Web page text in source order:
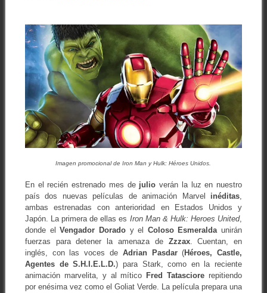
Imagen promocional de Iron Man y Hulk: Héroes Unidos.
En el recién estrenado mes de julio verán la luz en nuestro
país dos nuevas películas de animación Marvel inéditas,
ambas estrenadas con anterioridad en Estados Unidos y
Japón. La primera de ellas es Iron Man & Hulk: Heroes United,
donde elVengador Doradoy el Coloso Esmeraldaunirán
fuerzas para detener la amenaza de Zzzax. Cuentan, en
inglés, con las voces de Adrian Pasdar(Héroes, Castle,
Agentes de S.H.I.E.L.D.) para Stark, como en la reciente
animación marvelita, y al mítico Fred Tatasciore repitiendo
por enésima vez como el Goliat Verde. La película prepara una